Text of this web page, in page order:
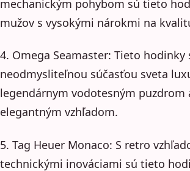
mechanickým pohybom sú tieto
mužov s vysokými nárokmi na
4. Omega Seamaster: Tieto hodinky
neodmysliteľnou súčasťou sveta
legendárnym vodotesným puzdrom
elegantným vzhľadom.
5. Tag Heuer Monaco: S retro
technickými inováciami sú tieto